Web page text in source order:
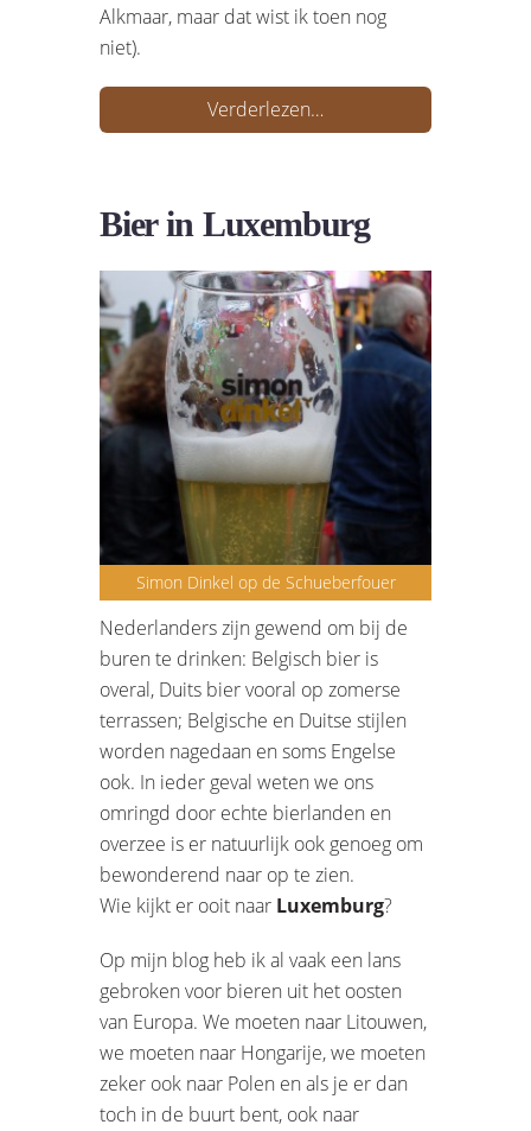
Alkmaar, maar dat wist ik toen nog
niet).
Verderlezen…
Bier in Luxemburg
Simon Dinkel op de Schueberfouer
Nederlanders zijn gewend om bij de
buren te drinken: Belgisch bier is
overal, Duits bier vooral op zomerse
terrassen; Belgische en Duitse stijlen
worden nagedaan en soms Engelse
ook. In ieder geval weten we ons
omringd door echte bierlanden en
overzee is er natuurlijk ook genoeg om
bewonderend naar op te zien.
Wie kijkt er ooit naar Luxemburg?
Op mijn blog heb ik al vaak een lans
gebroken voor bieren uit het oosten
van Europa. We moeten naar Litouwen,
we moeten naar Hongarije, we moeten
zeker ook naar Polen en als je er dan
toch in de buurt bent, ook naar